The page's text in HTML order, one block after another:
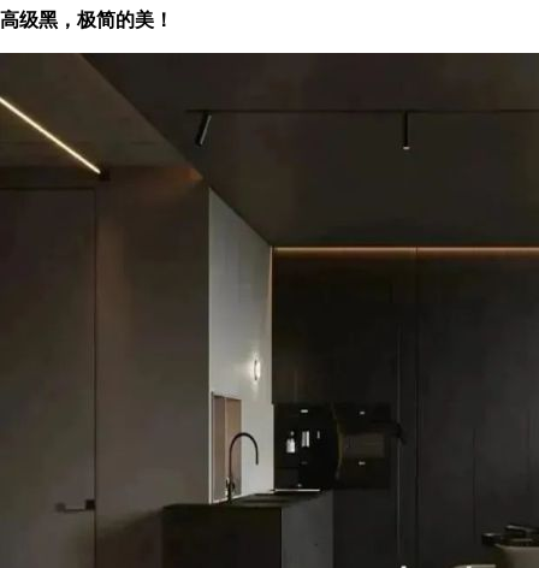
高级黑，极简的美！